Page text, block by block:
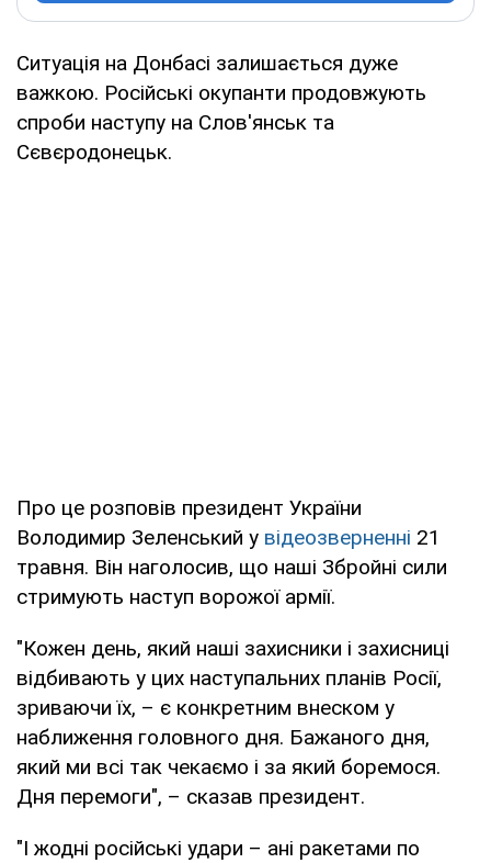
Ситуація на Донбасі залишається дуже
важкою. Російські окупанти продовжують
спроби наступу на Слов'янськ та
Сєвєродонецьк.
Про це розповів президент України
Володимир Зеленський у відеозверненні 21
травня. Він наголосив, що наші Збройні сили
стримують наступ ворожої армії.
"Кожен день, який наші захисники і захисниці
відбивають у цих наступальних планів Росії,
зриваючи їх, – є конкретним внеском у
наближення головного дня. Бажаного дня,
який ми всі так чекаємо і за який боремося.
Дня перемоги", – сказав президент.
"І жодні російські удари – ані ракетами по